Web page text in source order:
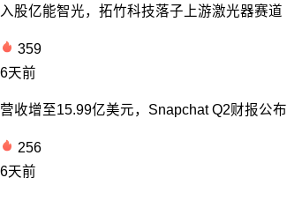
入股亿能智光，拓竹科技落子上游激光器赛道
359
6天前
营收增至15.99亿美元，Snapchat Q2财报公布
256
6天前